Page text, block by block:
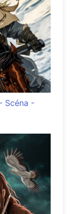
Scéna -